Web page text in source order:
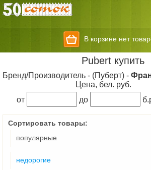
В корзине нет
Pubert купить
Бренд/Производитель - (Пуберт) -
Цена, бел. руб.
от
до
Сортировать товары:
популярные
недорогие